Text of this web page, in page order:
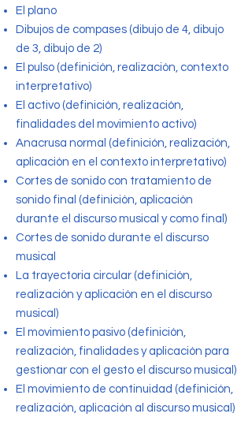
El plano
Dibujos de compases (dibujo de 4, dibujo
de 3, dibujo de 2)
El pulso (definición, realización, contexto
interpretativo)
El activo (definición, realización,
finalidades del movimiento activo)
Anacrusa normal (definición, realización,
aplicación en el contexto interpretativo)
Cortes de sonido con tratamiento de
sonido final (definición, aplicación
durante el discurso musical y como final)
Cortes de sonido durante el discurso
musical
La trayectoria circular (definición,
realización y aplicación en el discurso
musical)
El movimiento pasivo (definición,
realización, finalidades y aplicación para
gestionar con el gesto el discurso musical)
El movimiento de continuidad (definición,
realización, aplicación al discurso musical)